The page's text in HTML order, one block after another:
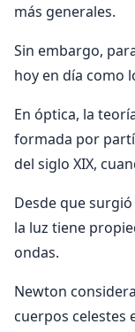
más generales.
Sin embargo,
hoy en día como
En óptica, la
formada por
del siglo XIX,
Desde que
la luz tiene
ondas.
Newton
cuerpos celestes